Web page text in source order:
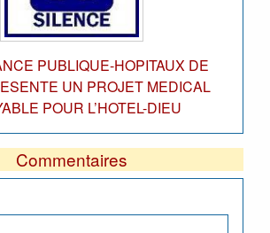
PUBLIQUE-HOPITAUX DE
UN PROJET MEDICAL
POUR L’HOTEL-DIEU
Commentaires